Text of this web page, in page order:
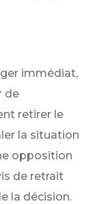
immédiat,
de
retirer le
la situation
opposition
de retrait
la décision.